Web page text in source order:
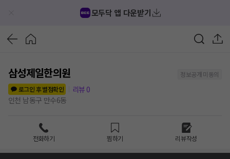
모두닥 앱 다운받기
삼성제일한의원
정보공개 미동의
로그인 후 별점확인
리뷰 0
인천 남동구 만수6동
전화하기 찜하기 리뷰작성